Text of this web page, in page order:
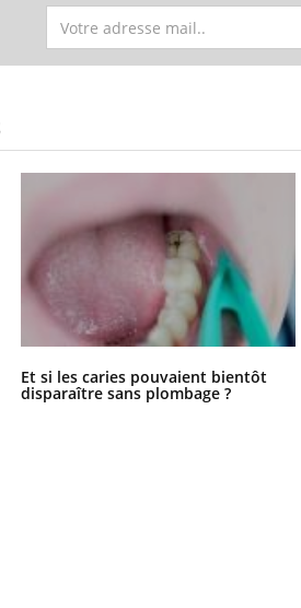
Et si les caries pouvaient bientôt
disparaître sans plombage ?